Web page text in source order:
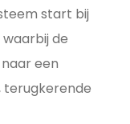
start bij
de
een
terugkerende